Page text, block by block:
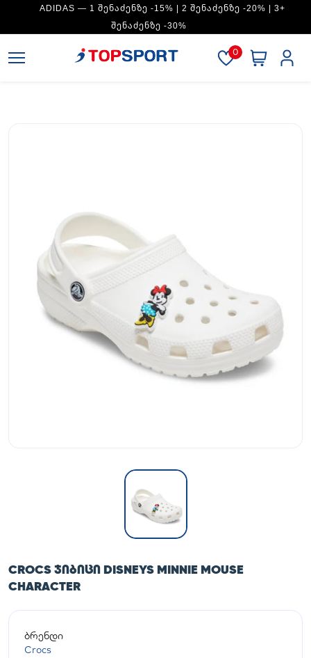
ADIDAS — 1 ᲨᲔᲜᲐᲫᲔᲜᲖᲔ -15% | 2 ᲨᲔᲜᲐᲫᲔᲜᲖᲔ -20% | 3+
ᲨᲔᲜᲐᲫᲔᲜᲖᲔ -30%
0
CROCS ᲯᲘᲑᲘᲪᲘ DISNEYS MINNIE MOUSE
CHARACTER
ბრენდი
Crocs